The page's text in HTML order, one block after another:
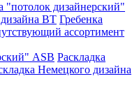
"потолок дизайнерский"
BT Гребенка
ассортимент
ASB Раскладка
Немецкого дизайна